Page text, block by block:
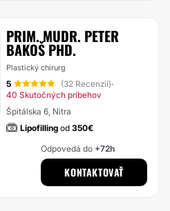
PRIM. MUDR. PETER
BAKOŠ PHD.
Plastický chirurg
5 (32 Recenzií)·
40 Skutočných príbehov
Špitálska 6, Nitra
Lipofilling od 350€
Odpovedá do +72h
KONTAKTOVAŤ